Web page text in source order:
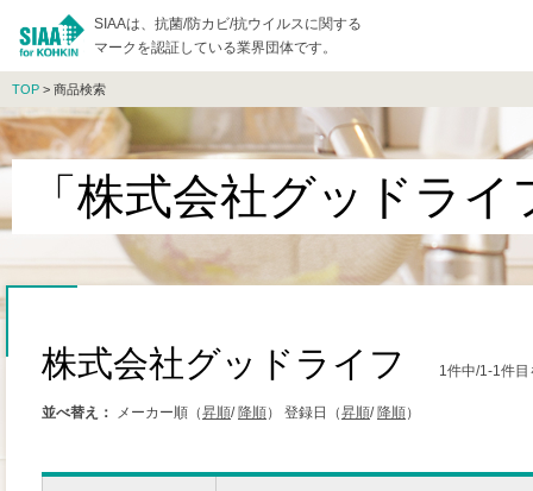
SIAAは、抗菌/防カビ/抗ウイルスに関する
マークを認証している業界団体です。
TOP > 商品検索
「株式会社グッドラ
株式会社グッドライフ 1件中/1-1件
並べ替え： メーカー順（昇順/ 降順） 登録日（昇順/ 降順）